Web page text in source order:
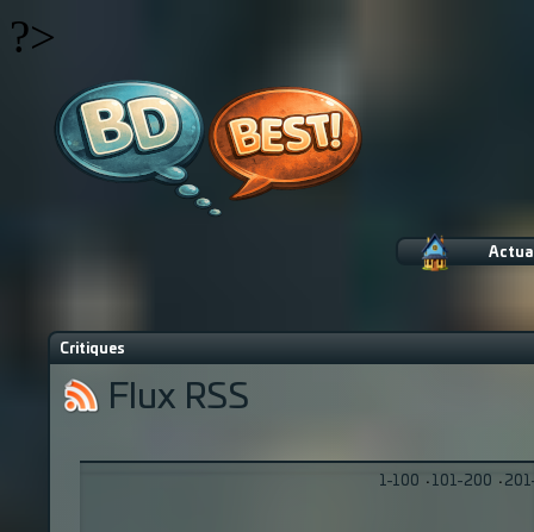
?>
Critiques
Flux RSS
1-100 · 101-200 ·